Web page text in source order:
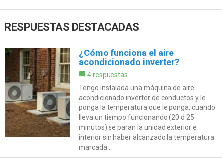
RESPUESTAS DESTACADAS
¿Cómo funciona el aire
acondicionado inverter?
4 respuestas
Tengo instalada una máquina de aire
acondicionado inverter de conductos y le
ponga la temperatura que le ponga, cuando
lleva un tiempo funcionando (20 ó 25
minutos) se paran la unidad exterior e
interior sin haber alcanzado la temperatura
marcada....